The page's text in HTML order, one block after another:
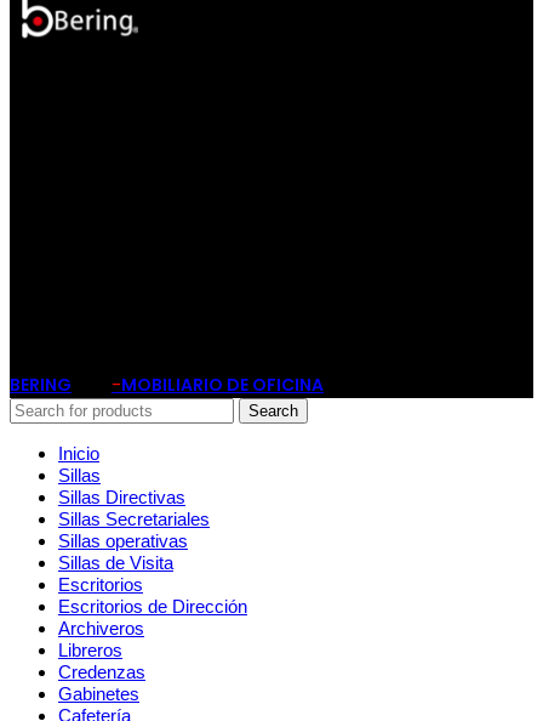
BERING -MOBILIARIO DE OFICINA
Search
Inicio
Sillas
Sillas Directivas
Sillas Secretariales
Sillas operativas
Sillas de Visita
Escritorios
Escritorios de Dirección
Archiveros
Libreros
Credenzas
Gabinetes
Cafetería